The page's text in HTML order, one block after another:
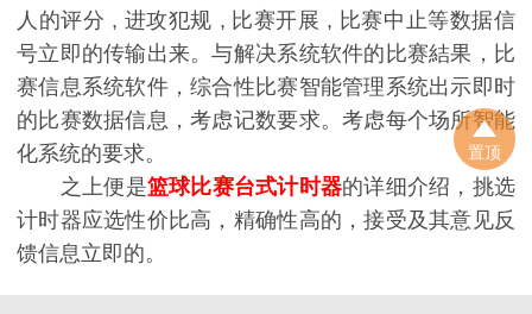
人的评分 , 进攻犯规 , 比赛开展 , 比赛中止等数据信
号立即的传输出来。与解决系统软件的比赛結果，比
赛信息系统软件，综合性比赛智能管理系统出示即时
的比赛数据信息，考虑记数要求。考虑每个场所智能
化系统的要求。
之上便是篮球比赛台式计时器的详细介绍，挑选
计时器应选性价比高，精确性高的，接受及其意见反
馈信息立即的。
置顶